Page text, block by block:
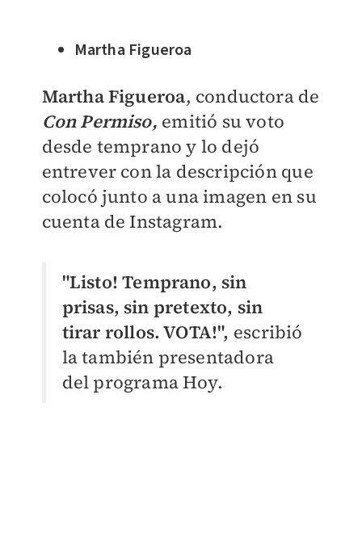
Martha Figueroa
Martha Figueroa, conductora de
Con Permiso, emitió su voto
desde temprano y lo dejó
entrever con la descripción que
colocó junto a una imagen en su
cuenta de Instagram.
"Listo! Temprano, sin
prisas, sin pretexto, sin
tirar rollos. VOTA!", escribió
la también presentadora
del programa Hoy.